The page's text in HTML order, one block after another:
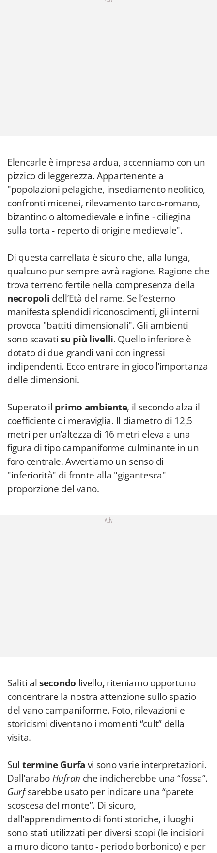
Elencarle è impresa ardua, accenniamo con un
pizzico di leggerezza. Appartenente a
"popolazioni pelagiche, insediamento neolitico,
confronti micenei, rilevamento tardo-romano,
bizantino o altomedievale e infine - ciliegina
sulla torta - reperto di origine medievale".
Di questa carrellata è sicuro che, alla lunga,
qualcuno pur sempre avrà ragione. Ragione che
trova terreno fertile nella compresenza della
necropoli dell’Età del rame. Se l’esterno
manifesta splendidi riconoscimenti, gli interni
provoca "battiti dimensionali". Gli ambienti
sono scavatisu più livelli. Quello inferiore è
dotato di due grandi vani con ingressi
indipendenti. Ecco entrare in gioco l’importanza
delle dimensioni.
Superato il primo ambiente, il secondo alza il
coefficiente di meraviglia. Il diametro di 12,5
metri per un’altezza di 16 metri eleva a una
figura di tipo campaniforme culminante in un
foro centrale. Avvertiamo un senso di
"inferiorità" di fronte alla "gigantesca"
proporzione del vano.
Adv
Saliti alsecondo livello,riteniamo opportuno
concentrare la nostra attenzione sullo spazio
del vano campaniforme. Foto, rilevazioni e
storicismi diventano i momenti “cult” della
visita.
Sul termine Gurfa vi sono varie interpretazioni.
Dall’arabo Hufrah che indicherebbe una “fossa”.
Gurfsarebbe usato per indicare una “parete
scoscesa del monte”. Di sicuro,
dall’apprendimento di fonti storiche, i luoghi
sono stati utilizzati per diversi scopi (le incisioni
a muro dicono tanto - periodo borbonico) e per